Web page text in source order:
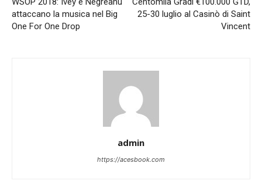
attaccano la musica nel Big
One For One Drop
25-30 luglio al Casinò di Saint
Vincent
admin
https://acesbook.com